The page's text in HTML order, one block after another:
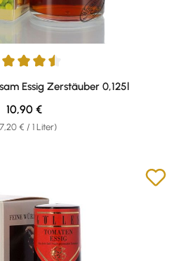
von 4.4 von 5 Sternen
Essig Zerstäuber 0,125l
€ / 1 Liter)
Regulärer Preis:
10,90 €